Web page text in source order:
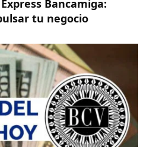
Bancamiga:
tu negocio